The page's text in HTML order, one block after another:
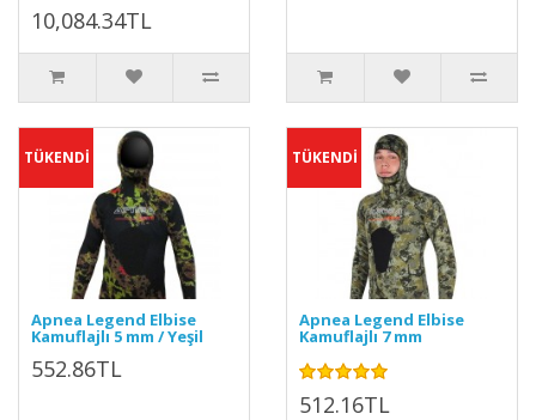
10,084.34TL
TÜKENDİ
Apnea Legend Elbise
Kamuflajlı 5 mm / Yeşil
552.86TL
TÜKENDİ
Apnea Legend Elbise
Kamuflajlı 7 mm
512.16TL